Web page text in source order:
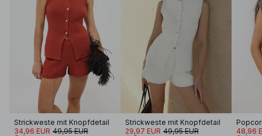
Strickweste mit Knopfdetail
34,96 EUR 49,95 EUR
Strickweste mit Knopfdetail
29,97 EUR 49,95 EUR
48,96